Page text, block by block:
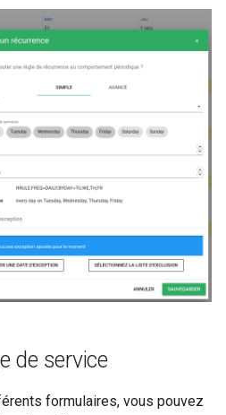
de service
formulaires, vous pouvez